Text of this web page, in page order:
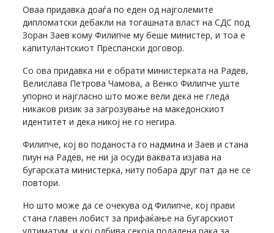
Оваа придавка доаѓа по еден од најголемите
дипломатски дебакли на тогашната власт на СДС под
Зоран Заев кому Филипче му беше министер, и тоа е
капитулантскиот Преспански договор.
Со ова придавка ни е обрати министерката на Радев,
Велислава Петрова Чамова, а Венко Филипче уште
упорно и најгласно што може вели дека не гледа
никаков ризик за загрозување на македонскиот
идентитет и дека никој не го негира.
Филипче, кој во поданоста го надмина и Заев и стана
пиун на Радев, не ни ја осуди ваквата изјава на
бугарската министерка, ниту побара друг пат да не се
повтори.
Но што може да се очекува од Филипче, кој прави
стана главен лобист за прифаќање на бугарскиот